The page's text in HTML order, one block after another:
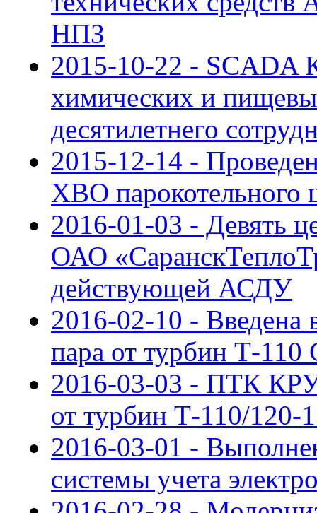
НПЗ
2015-10-22 - SCADA
химических и
десятилетнего
2015-12-14 -
ХВО парокотельного
2016-01-03 - Девять
ОАО
действующей АСДУ
2016-02-10 - Введена
пара от турбин Т-
2016-03-03 - ПТК
от турбин Т-110/
2016-03-01 -
системы учета